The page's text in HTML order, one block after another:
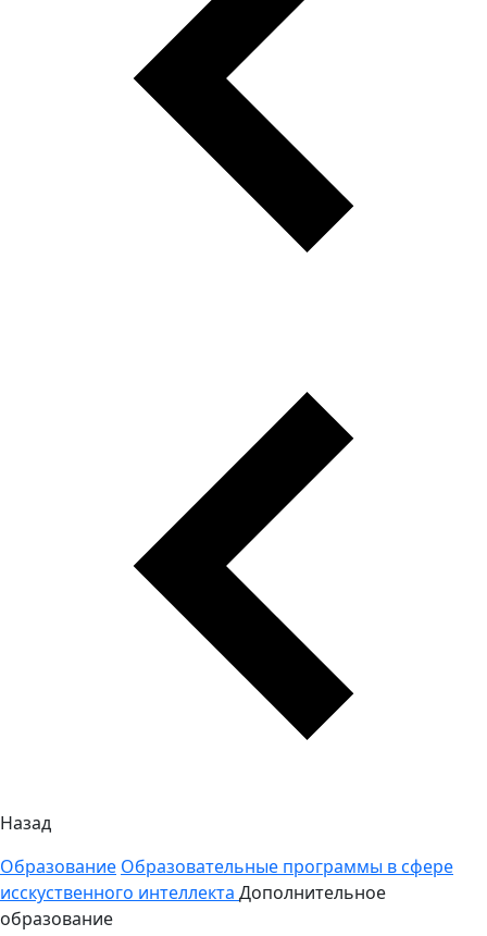
Назад
Образование Образовательные программы в сфере
исскуственного интеллекта Дополнительное
образование